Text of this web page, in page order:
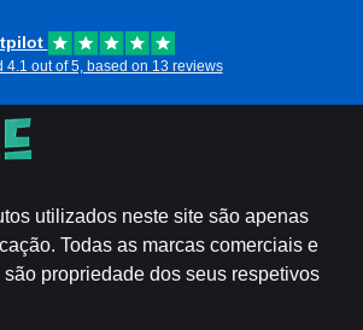
4.1 out of 5, based on 13 reviews
utilizados neste site são apenas
Todas as marcas comerciais e
propriedade dos seus respetivos